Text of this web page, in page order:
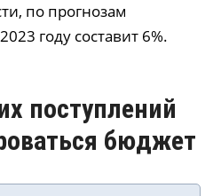
по прогнозам
году составит 6%.
поступлений
бюджет